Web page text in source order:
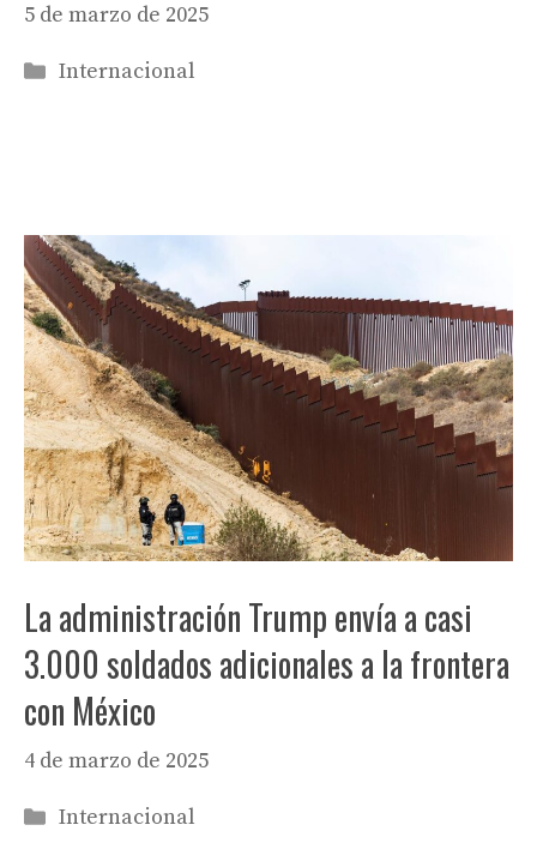
5 de marzo de 2025
Categorías
Internacional
La administración Trump envía a casi
3.000 soldados adicionales a la frontera
con México
4 de marzo de 2025
Categorías
Internacional